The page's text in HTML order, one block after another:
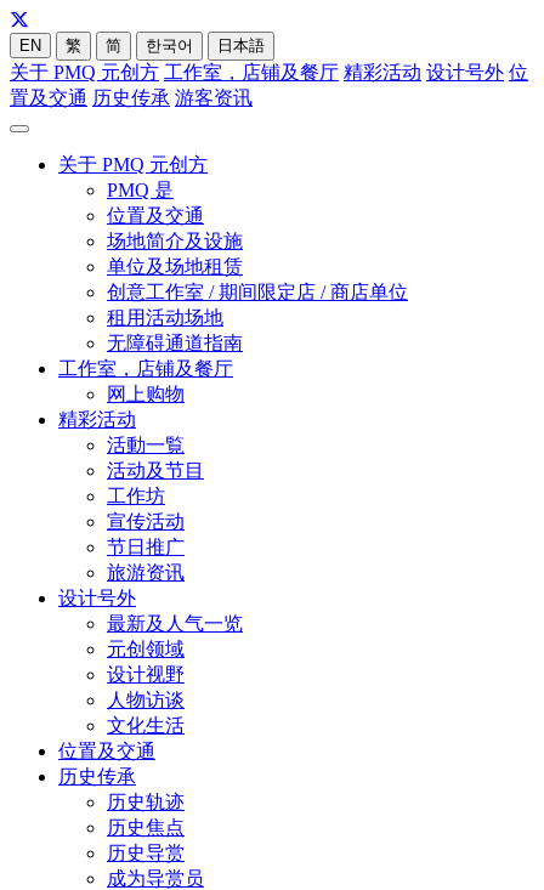
EN 繁 简 한국어 日本語
关于 PMQ 元创方 工作室，店铺及餐厅 精彩活动 设计号外 位
置及交通 历史传承 游客资讯
关于 PMQ 元创方
PMQ 是
位置及交通
场地简介及设施
单位及场地租赁
创意工作室 / 期间限定店 / 商店单位
租用活动场地
无障碍通道指南
工作室，店铺及餐厅
网上购物
精彩活动
活動一覧
活动及节目
工作坊
宣传活动
节日推广
旅游资讯
设计号外
最新及人气一览
元创领域
设计视野
人物访谈
文化生活
位置及交通
历史传承
历史轨迹
历史焦点
历史导赏
成为导赏员